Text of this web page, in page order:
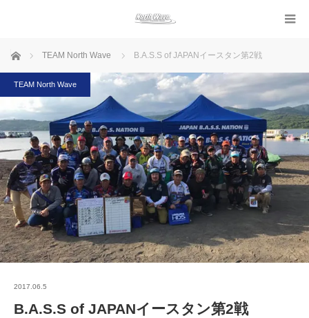
ホーム TEAM North Wave B.A.S.S of JAPANイースタン第2戦
TEAM North Wave
2017.06.5
B.A.S.S of JAPANイースタン第2戦